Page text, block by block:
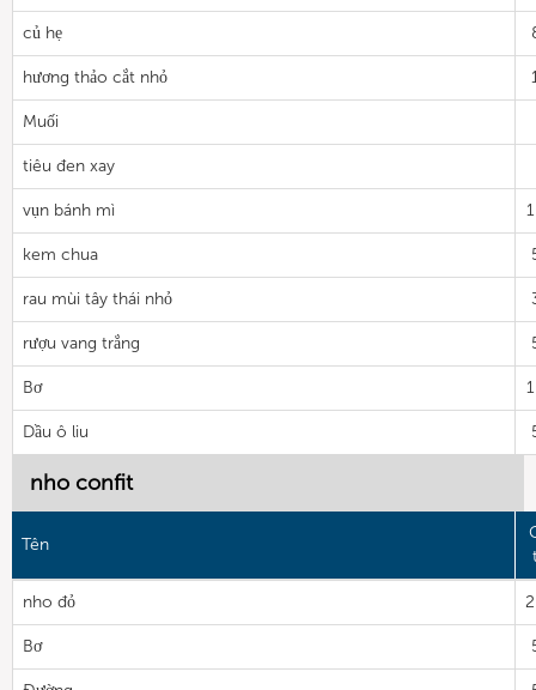
củ hẹ
hương thảo cắt nhỏ
Muối
tiêu đen xay
vụn bánh mì
kem chua
rau mùi tây thái nhỏ
rượu vang trắng
Bơ
Dầu ô liu
nho confit
Tên
nho đỏ
Bơ